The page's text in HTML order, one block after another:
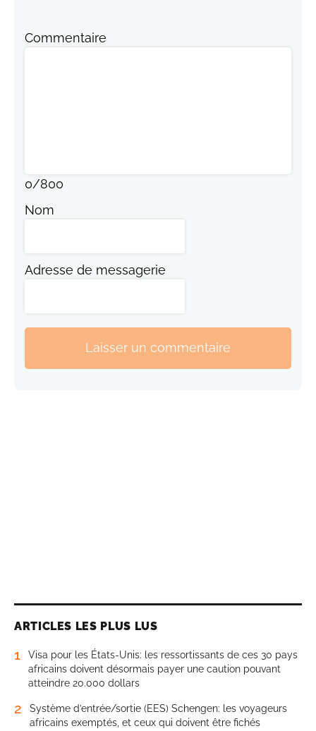
Commentaire
0/800
Nom
Adresse de messagerie
Laisser un commentaire
ARTICLES LES PLUS LUS
1
Visa pour les États-Unis: les ressortissants de ces 30 pays
africains doivent désormais payer une caution pouvant
atteindre 20.000 dollars
2
Système d’entrée/sortie (EES) Schengen: les voyageurs
africains exemptés, et ceux qui doivent être fichés